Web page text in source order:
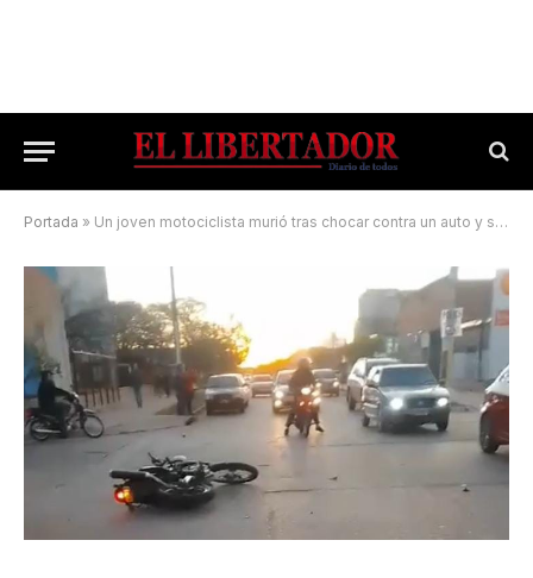
Portada » Un joven motociclista murió tras chocar contra un auto y su acompañante está grave